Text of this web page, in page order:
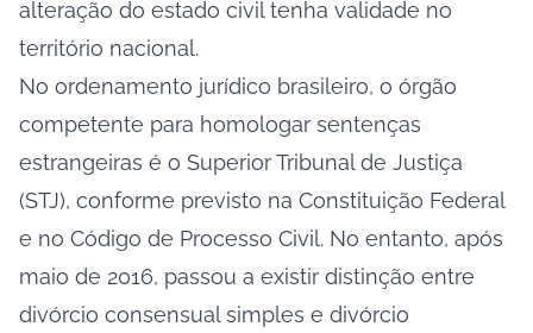
alteração do estado civil tenha validade no
território nacional.
No ordenamento jurídico brasileiro, o órgão
competente para homologar sentenças
estrangeiras é o Superior Tribunal de Justiça
(STJ), conforme previsto na Constituição Federal
e no Código de Processo Civil. No entanto, após
maio de 2016, passou a existir distinção entre
divórcio consensual simples e divórcio